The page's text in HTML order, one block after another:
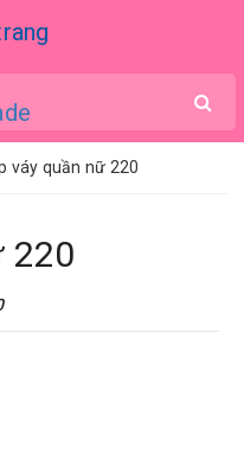
váy quần nữ 220
220